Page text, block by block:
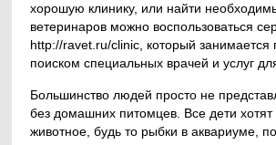
хорошую клинику, или найти
ветеринаров можно воспользоваться
http://ravet.ru/clinic, который занимается
поиском специальных врачей и услуг
Большинство людей просто не
без домашних питомцев. Все дети
животное, будь то рыбки в аквариуме,